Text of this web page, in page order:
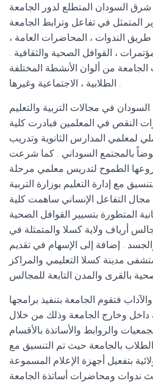
شرق السودان المتطلع لدور الجامعة
المتمثل في تفاعل وترابط الجامعة
الندوات ، المحاضرات العامة ،
، القوافل الصحية والثقافية .
من ألوان الأنشطة المختلفة
في مجالات التربية والتعليم
النقص في المعلمين فبادرت كلية
لمعلمي المدارس الثانوية وتدريب
بالمجتمع السوداني . كما شرعت
الطموح لتدريس معلمي مرحلة
مع إدارة التعليم بوزارة التربية
مجال التفاعل الإنساني ساهمت كلية
المتطورة بتسيير القوافل الصحية
أرياف ولاية كسلا والمتمثلة في
. إضافة إلى الإسهام في تقديم
مدينة كسلا التعليمي والمراكز
فتقوم الجامعة بتنفيذ برامجها
داخل وخارج الجامعة وذلك من خلال
والروابط والأساتذة بالأقسام
الطلاب بالجامعة حيث تم التنسيق مع
بتفعيل أجهزة الإعلام المسموعة